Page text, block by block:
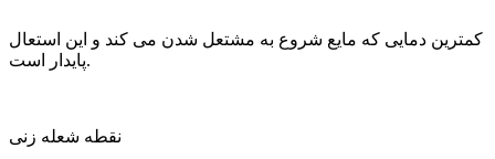
کمترین دمایی که مایع شروع به مشتعل شدن می کند و این استعال
پایدار است.